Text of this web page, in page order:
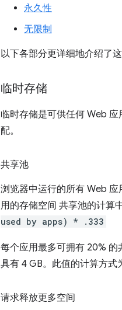
永久性
无限制
以下各部分更详细地介绍了
临时存储
临时存储是可供任何 Web
配。
共享池
浏览器中运行的所有 Web
用的存储空间 共享池的计算
used by apps) * .333
每个应用最多可拥有 20%
具有 4 GB。此值的计算方式
请求释放更多空间